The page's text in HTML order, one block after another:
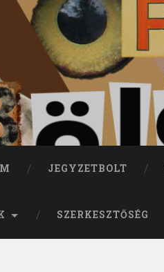
JEGYZETBOLT
SZERKESZTŐSÉG